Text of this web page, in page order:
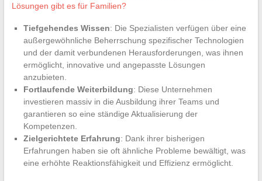
Lösungen gibt es für Familien?
Tiefgehendes Wissen: Die Spezialisten verfügen über eine
außergewöhnliche Beherrschung spezifischer Technologien
und der damit verbundenen Herausforderungen, was ihnen
ermöglicht, innovative und angepasste Lösungen
anzubieten.
Fortlaufende Weiterbildung: Diese Unternehmen
investieren massiv in die Ausbildung ihrer Teams und
garantieren so eine ständige Aktualisierung der
Kompetenzen.
Zielgerichtete Erfahrung: Dank ihrer bisherigen
Erfahrungen haben sie oft ähnliche Probleme bewältigt, was
eine erhöhte Reaktionsfähigkeit und Effizienz ermöglicht.